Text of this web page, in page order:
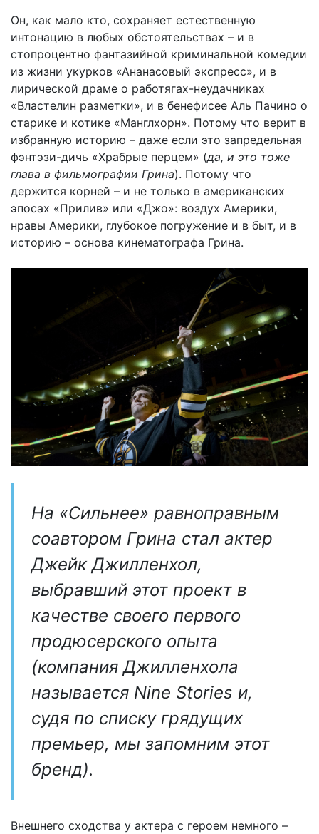
Он, как мало кто, сохраняет естественную
интонацию в любых обстоятельствах – и в
стопроцентно фантазийной криминальной комедии
из жизни укурков «Ананасовый экспресс», и в
лирической драме о работягах-неудачниках
«Властелин разметки», и в бенефисее Аль Пачино о
старике и котике «Манглхорн». Потому что верит в
избранную историю – даже если это запредельная
фэнтэзи-дичь «Храбрые перцем» (да, и это тоже
глава в фильмографии Грина). Потому что
держится корней – и не только в американских
эпосах «Прилив» или «Джо»: воздух Америки,
нравы Америки, глубокое погружение и в быт, и в
историю – основа кинематографа Грина.
На «Сильнее» равноправным
соавтором Грина стал актер
Джейк Джилленхол,
выбравший этот проект в
качестве своего первого
продюсерского опыта
(компания Джилленхола
называется Nine Stories и,
судя по списку грядущих
премьер, мы запомним этот
бренд).
Внешнего сходства у актера с героем немного –